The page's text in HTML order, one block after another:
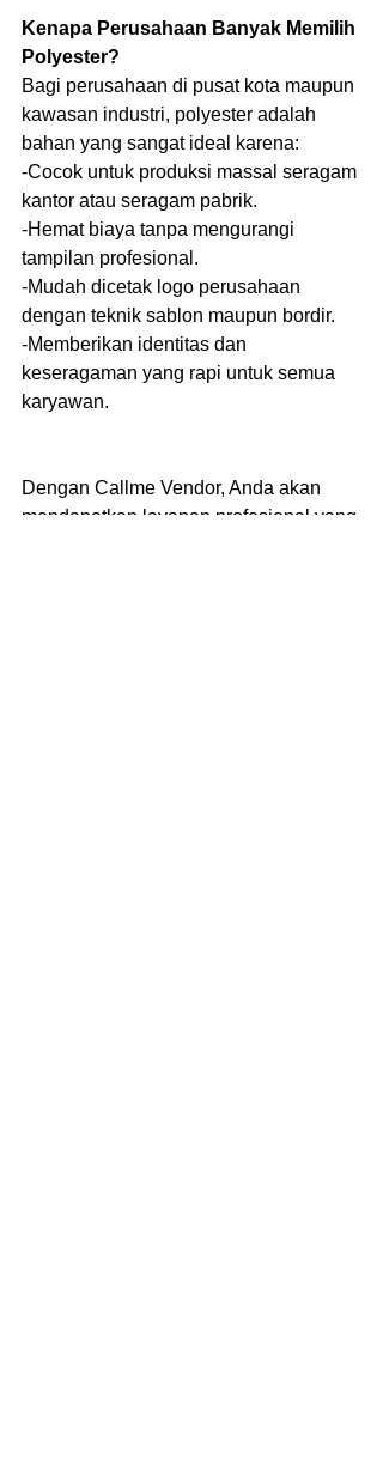
Kenapa Perusahaan Banyak Memilih
Polyester?
Bagi perusahaan di pusat kota maupun
kawasan industri, polyester adalah
bahan yang sangat ideal karena:
-Cocok untuk produksi massal seragam
kantor atau seragam pabrik.
-Hemat biaya tanpa mengurangi
tampilan profesional.
-Mudah dicetak logo perusahaan
dengan teknik sablon maupun bordir.
-Memberikan identitas dan
keseragaman yang rapi untuk semua
karyawan.
Dengan Callme Vendor, Anda akan
mendapatkan layanan profesional yang